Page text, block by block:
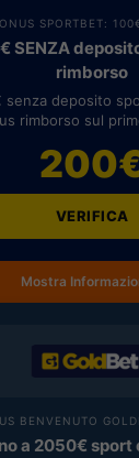
SPORTBET:
SENZA
rimborso
senza deposito
rimborso sul
VERIFICA
Mostra
BENVENUTO
a 2050€ sport